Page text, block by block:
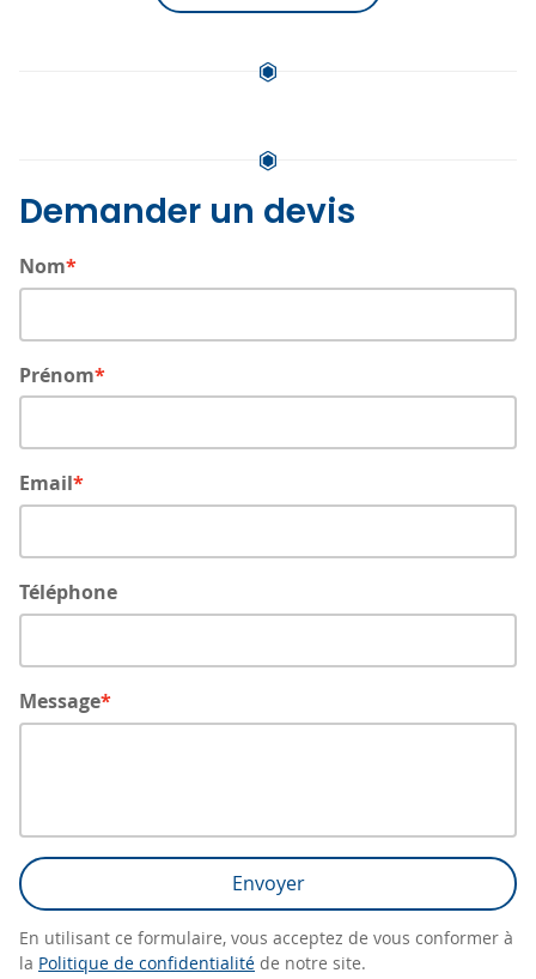
Demander un devis
Nom
Prénom
Email
Téléphone
Message
Envoyer
En utilisant ce formulaire, vous acceptez de vous conformer à
la Politique de confidentialité de notre site.